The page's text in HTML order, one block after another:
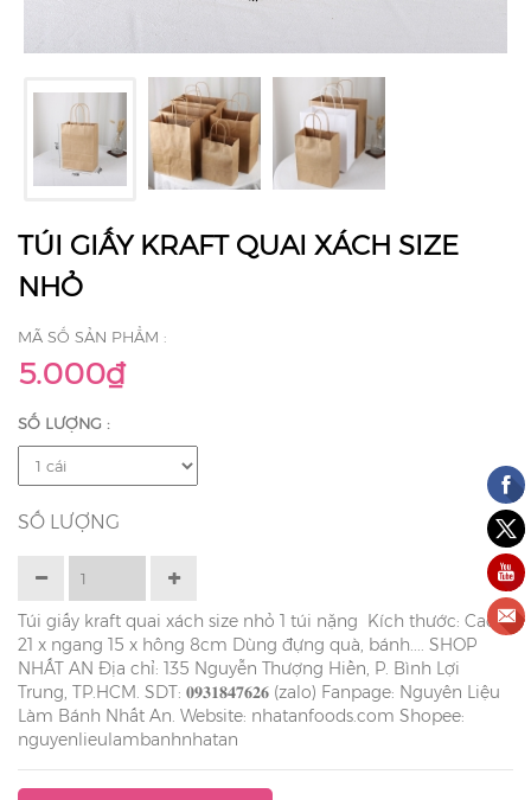
TÚI GIẤY KRAFT QUAI XÁCH SIZE
NHỎ
MÃ SỐ SẢN PHẨM :
5.000₫
SỐ LƯỢNG :
SỐ LƯỢNG
Túi giấy kraft quai xách size nhỏ 1 túi nặng Kích thước: Cao
21 x ngang 15 x hông 8cm Dùng đựng quà, bánh.... SHOP
NHẤT AN Địa chỉ: 135 Nguyễn Thượng Hiền, P. Bình Lợi
Trung, TP.HCM. SDT: 𝟎𝟗𝟑𝟏𝟖𝟒𝟕𝟔𝟐𝟔 (zalo) Fanpage: Nguyên Liệu
Làm Bánh Nhất An. Website: nhatanfoods.com Shopee:
nguyenlieulambanhnhatan